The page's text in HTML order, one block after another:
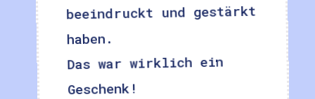
beeindruckt und gestärkt
haben.
Das war wirklich ein
Geschenk!